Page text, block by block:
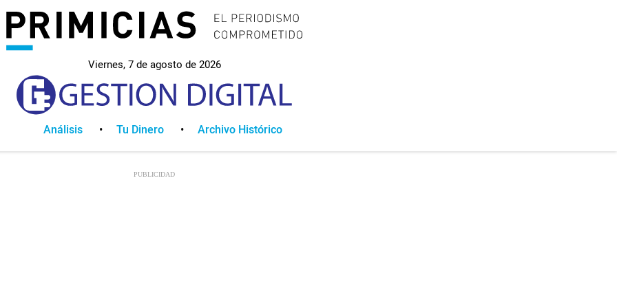
Viernes, 7 de agosto de 2026
Análisis Tu Dinero Archivo Histórico